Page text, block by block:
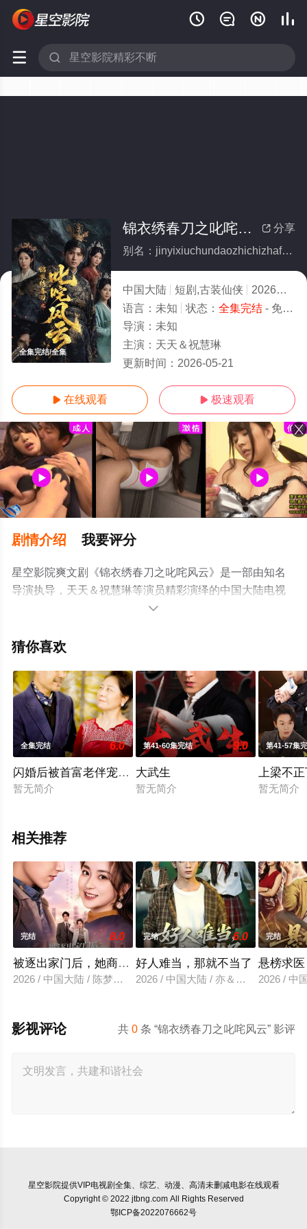
   
 
全集完结/全集
 分享
锦衣绣春刀之叱咤风云(全集)
别名：jinyixiuchundaozhichizhafengyun
中国大陆 短剧,古装仙侠 2026
5.0
语言： 未知 状态： 全集完结- 免费在线观看
导演： 未知
主演： 天天＆祝慧琳
更新时间： 2026-05-21
 在线观看  极速观看
剧情介绍 我要评分
星空影院爽文剧《锦衣绣春刀之叱咤风云》是一部由知名
导演执导，天天＆祝慧琳等演员精彩演绎的中国大陆电视
剧，大结局剧情已揭晓（全集完结），超前点播免费观看
信息可移步至豆瓣电视剧、电视猫或剧情网等平台了解。

猜你喜欢
全集完结 6.0
闪婚后被首富老伴宠上天
暂无简介
第41-60集完结 9.0
大武生
暂无简介
第41-57集
上梁不
暂无简介
相关推荐
完结 8.0
被逐出家门后，她商界封神
2026 / 中国大陆 / 陈梦希＆傅邦奇
完结 6.0
好人难当，那就不当了
2026 / 中国大陆 / 亦＆常珂欣
完结
悬榜求
2026 / 中
共0 条 “锦衣绣春刀之叱咤风云” 影评
影视评论
星空影院提供VIP电视剧全集、综艺、动漫、高清未删减电影在线观看
Copyright © 2022 jtbng.com All Rights Reserved
鄂ICP备2022076662号